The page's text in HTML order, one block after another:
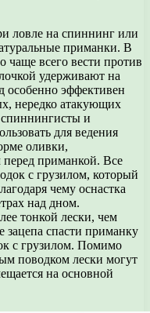
ловле на спиннинг или
приманки. В
чаще всего вести против
удерживают на
особенно эффективен
нередко атакующих
и
для ведения
оливки,
перед приманкой. Все
с грузилом, который
чему оснастка
над дном.
тонкой лески, чем
зацепа спасти приманку
с грузилом. Помимо
поводком лески могут
на основной